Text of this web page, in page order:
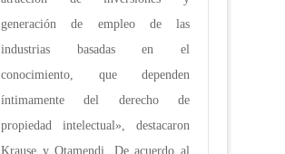
generación de empleo de las
industrias basadas en el
conocimiento, que dependen
íntimamente del derecho de
propiedad intelectual», destacaron
Krause y Otamendi. De acuerdo al